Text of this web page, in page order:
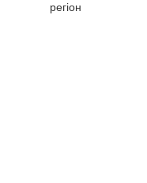
регіон